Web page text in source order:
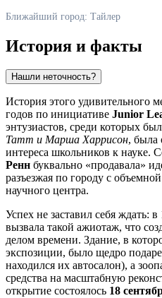
Ближайший город: Тайлер
История и факты
Нашли неточность?
История этого удивительного
годов по инициативе Junior
энтузиастов, среди которых
Татт и Марша Харрисон, была
интереса школьников к науке.
Ренн буквально «продавала»
разъезжая по городу с
научного центра.
Успех не заставил себя ждать:
вызвала такой ажиотаж, что
делом времени. Здание, в
экспозиции, было щедро
находился их автосалон), а
средства на масштабную
открытие состоялось 18